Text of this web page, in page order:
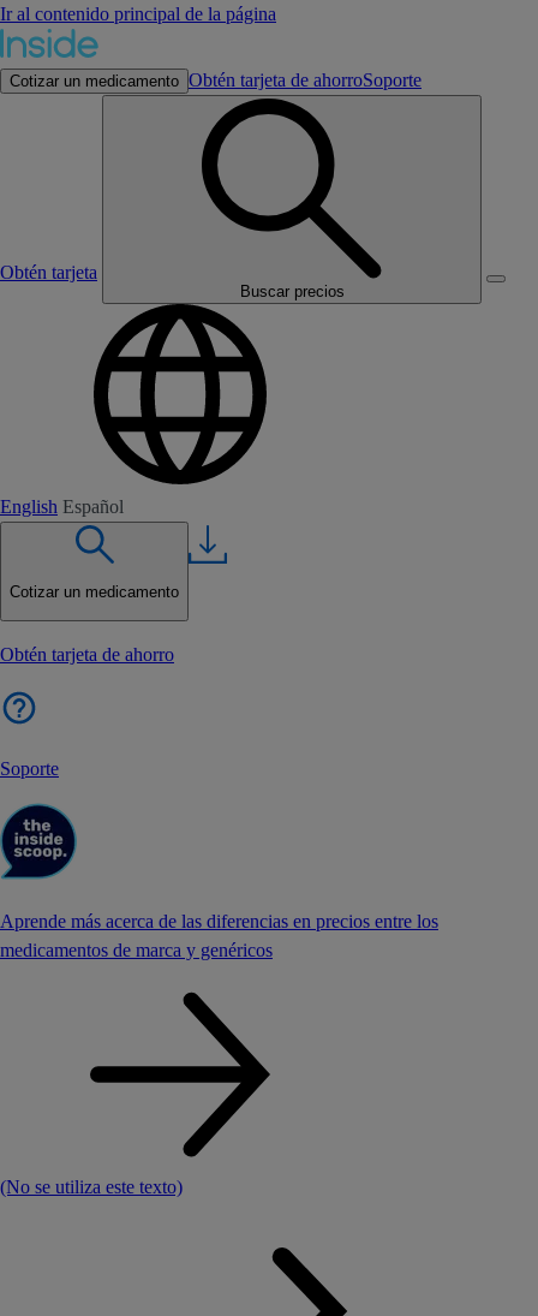
Ir al contenido principal de la página
Cotizar un medicamento Obtén tarjeta de ahorroSoporte
Obtén tarjeta
Buscar precios
English Español
Cotizar un medicamento
Obtén tarjeta de ahorro
Soporte
Aprende más acerca de las diferencias en precios entre los
medicamentos de marca y genéricos
(No se utiliza este texto)